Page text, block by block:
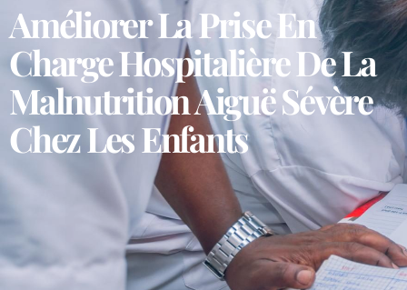
Améliorer La Prise En
Charge Hospitalière De La
Malnutrition Aiguë Sévère
Chez Les Enfants